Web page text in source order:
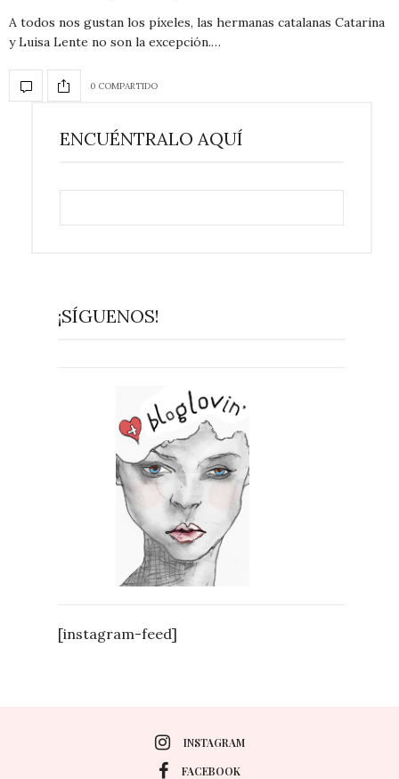
A todos nos gustan los píxeles, las hermanas catalanas Catarina
y Luisa Lente no son la excepción.…
0 COMPARTIDO
ENCUÉNTRALO AQUÍ
¡SÍGUENOS!
[instagram-feed]
INSTAGRAM
FACEBOOK